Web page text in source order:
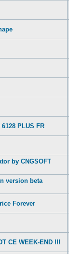
PLUS FR
by CNGSOFT
version beta
Forever
CE WEEK-END !!!